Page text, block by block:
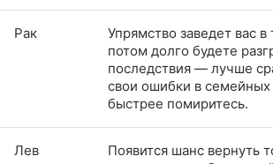
Рак
Упрямство заведет вас в
потом долго будете
последствия — лучше
свои ошибки в семейных
быстрее помиритесь.
Лев
Появится шанс вернуть